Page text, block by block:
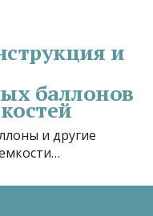
и
баллонов
и другие